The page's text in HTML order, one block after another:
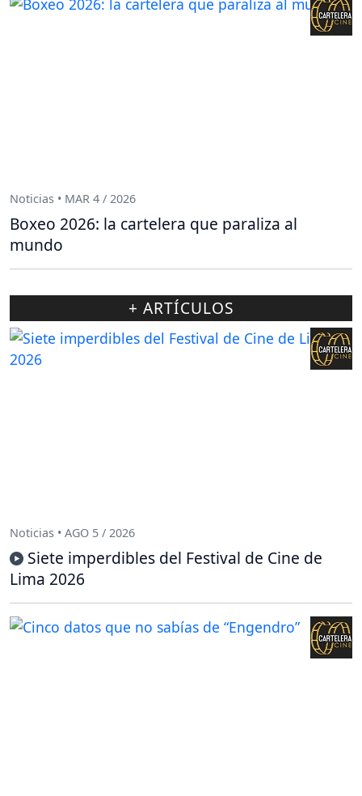
Noticias • MAR 4 / 2026
Boxeo 2026: la cartelera que paraliza al
mundo
+ ARTÍCULOS
Noticias • AGO 5 / 2026
Siete imperdibles del Festival de Cine de
Lima 2026